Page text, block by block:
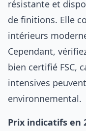
résistante et
de finitions. Elle
intérieurs
Cependant,
bien certifié FSC,
intensives
environnemental.
Prix indicatifs en